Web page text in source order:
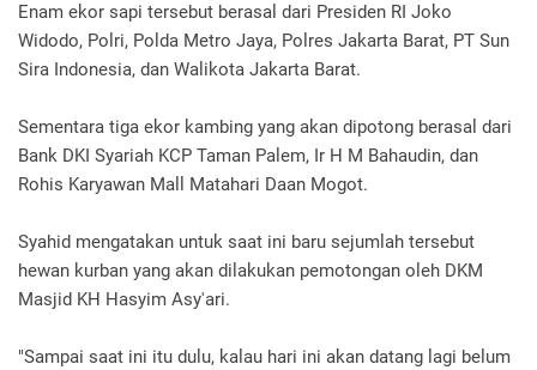
Enam ekor sapi tersebut berasal dari Presiden RI Joko
Widodo, Polri, Polda Metro Jaya, Polres Jakarta Barat, PT Sun
Sira Indonesia, dan Walikota Jakarta Barat.
Sementara tiga ekor kambing yang akan dipotong berasal dari
Bank DKI Syariah KCP Taman Palem, Ir H M Bahaudin, dan
Rohis Karyawan Mall Matahari Daan Mogot.
Syahid mengatakan untuk saat ini baru sejumlah tersebut
hewan kurban yang akan dilakukan pemotongan oleh DKM
Masjid KH Hasyim Asy'ari.
"Sampai saat ini itu dulu, kalau hari ini akan datang lagi belum